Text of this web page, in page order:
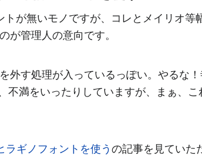
が無いモノですが、コレとメイリオ等
が管理人の意向です。
す処理が入っているっぽい。やるな！
満をいったりしていますが、まぁ、
ラギノフォントを使うの記事を見ていた